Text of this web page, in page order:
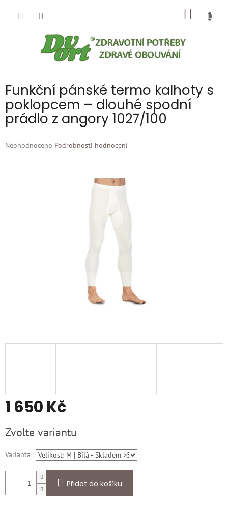
Funkční pánské termo kalhoty s
poklopcem – dlouhé spodní
prádlo z angory 1027/100
Průměrné
Neohodnoceno Podrobnosti hodnocení
1 650 Kč
cena:
Zvolte variantu
Varianta
Přidat do košíku